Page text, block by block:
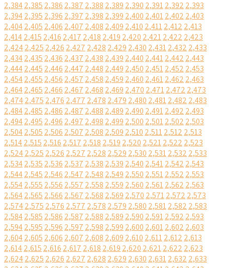
2,3842,385 2,386 2,387 2,388 2,389 2,390 2,3912,392 2,393
2,3942,395 2,396 2,397 2,398 2,399 2,400 2,4012,402 2,403
2,4042,405 2,406 2,407 2,408 2,409 2,410 2,4112,412 2,413
2,4142,415 2,416 2,417 2,418 2,419 2,420 2,4212,422 2,423
2,4242,425 2,426 2,427 2,428 2,429 2,430 2,4312,432 2,433
2,4342,435 2,436 2,437 2,438 2,439 2,440 2,4412,442 2,443
2,4442,445 2,446 2,447 2,448 2,449 2,450 2,4512,452 2,453
2,4542,455 2,456 2,457 2,458 2,459 2,460 2,4612,462 2,463
2,4642,465 2,466 2,467 2,468 2,469 2,470 2,4712,472 2,473
2,4742,475 2,476 2,477 2,478 2,479 2,480 2,4812,482 2,483
2,4842,485 2,486 2,487 2,488 2,489 2,490 2,4912,492 2,493
2,4942,495 2,496 2,497 2,498 2,499 2,500 2,5012,502 2,503
2,5042,505 2,506 2,507 2,508 2,509 2,510 2,5112,512 2,513
2,5142,515 2,516 2,517 2,518 2,519 2,520 2,5212,522 2,523
2,5242,525 2,526 2,527 2,528 2,529 2,530 2,5312,532 2,533
2,5342,535 2,536 2,537 2,538 2,539 2,540 2,5412,542 2,543
2,5442,545 2,546 2,547 2,548 2,549 2,550 2,5512,552 2,553
2,5542,555 2,556 2,557 2,558 2,559 2,560 2,5612,562 2,563
2,5642,565 2,566 2,567 2,568 2,569 2,570 2,5712,572 2,573
2,5742,575 2,576 2,577 2,578 2,579 2,580 2,5812,582 2,583
2,5842,585 2,586 2,587 2,588 2,589 2,590 2,5912,592 2,593
2,5942,595 2,596 2,597 2,598 2,599 2,600 2,6012,602 2,603
2,6042,605 2,606 2,607 2,608 2,609 2,610 2,6112,612 2,613
2,6142,615 2,616 2,617 2,618 2,619 2,620 2,6212,622 2,623
2,6242,625 2,626 2,627 2,628 2,629 2,630 2,6312,632 2,633